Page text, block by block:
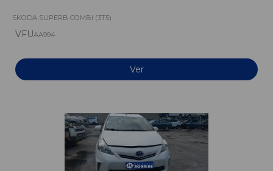
SKODA SUPERB COMBI (3T5)
VFUAA994
Ver